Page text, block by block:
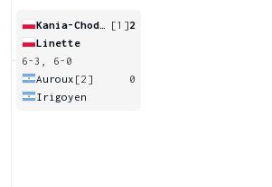
[1]2
Linette
6-3, 6-0
Auroux [2]
0
Irigoyen